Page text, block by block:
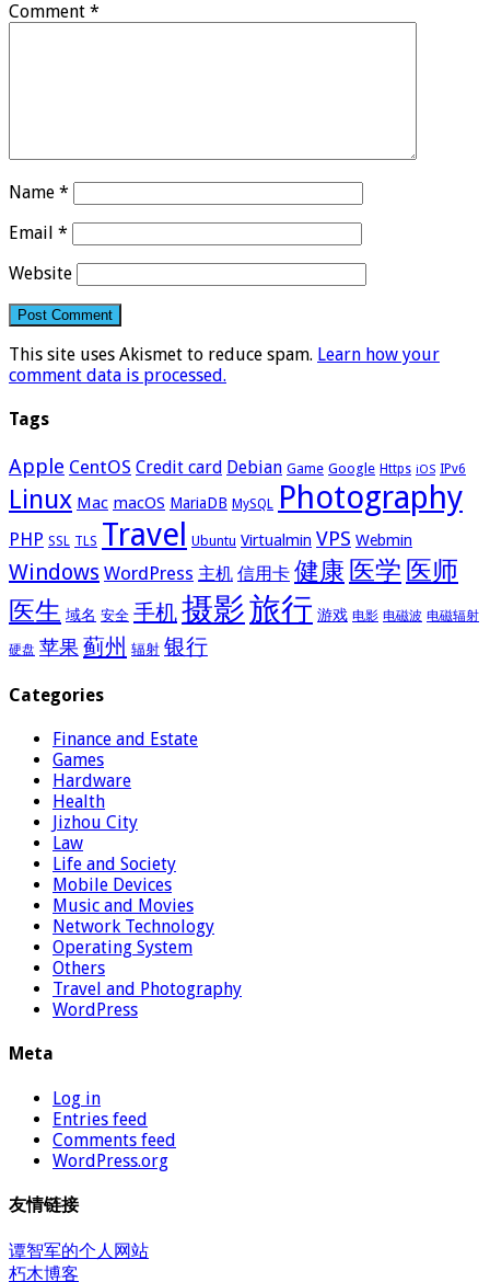
Comment *
Name *
Email *
Website
This site uses Akismet to reduce spam. Learn how your
comment data is processed.
Tags
Apple CentOS Credit card Debian Game Google Https iOS IPv6
Linux Mac macOS MariaDB MySQL Photography
PHP SSL TLS Travel Ubuntu Virtualmin VPS Webmin
Windows WordPress 主机 信用卡 健康 医学 医师
医生 域名 安全 手机摄影旅行 游戏 电影 电磁波 电磁辐射
硬盘 苹果 蓟州 辐射 银行
Categories
Finance and Estate
Games
Hardware
Health
Jizhou City
Law
Life and Society
Mobile Devices
Music and Movies
Network Technology
Operating System
Others
Travel and Photography
WordPress
Meta
Log in
Entries feed
Comments feed
WordPress.org
友情链接
谭智军的个人网站
朽木博客